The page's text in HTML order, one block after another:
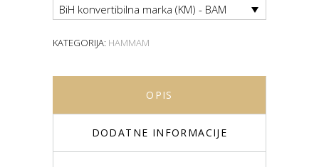
BiH konvertibilna marka (KM) - BAM
KATEGORIJA: HAMMAM
OPIS
DODATNE INFORMACIJE